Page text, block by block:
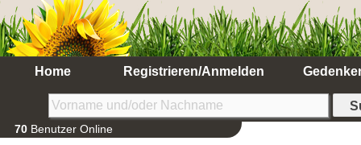
Home Registrieren/Anmelden
70 Benutzer Online